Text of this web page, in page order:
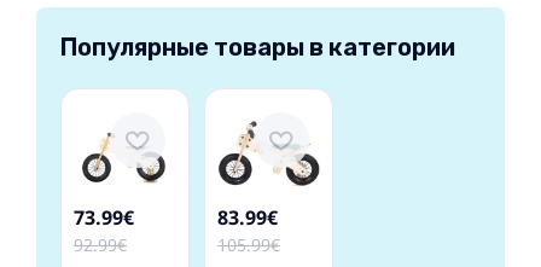
Популярные товары в категории
73.99€
92.99€
83.99€
105.99€